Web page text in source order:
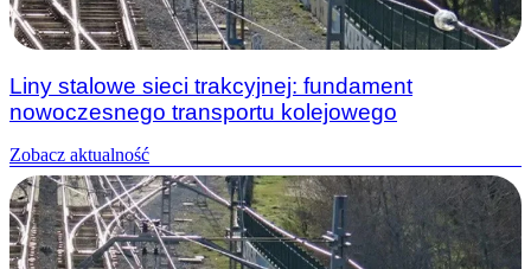
Liny stalowe sieci trakcyjnej: fundament
nowoczesnego transportu kolejowego
Zobacz aktualność